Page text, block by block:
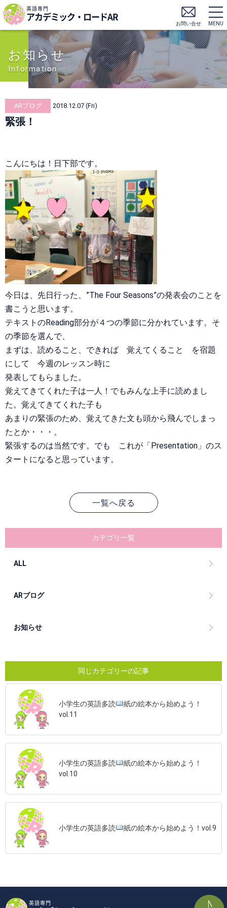
英語専門
アカデミック・ロードAR
お問い合せ MENU
お知らせ
Information
ARブログ 2018.12.07 (Fri)
緊張！
こんにちは！日下部です。
今日は、先日行った、”The Four Seasons”の発表会のことを
書こうと思います。
テキストのReading部分が４つの季節に分かれています。そ
の季節を選んで、
まずは、読めること、できれば 覚えてくること を宿題
にして 今週のレッスン時に
発表してもらました。
覚えてきてくれた子は一人！でもみんな上手に読めまし
た。覚えてきてくれた子も
あまりの緊張のため、覚えてきた文も頭から飛んでしまっ
たとか・・・。
緊張するのは当然です。でも これが「Presentation」のス
タートになると思っています。
一覧へ戻る
カテゴリ一覧
ALL
ARブログ
お知らせ
同じカテゴリーの記事
小学生の英語多読
紙の絵本から始めよう！
vol.11
小学生の英語多読
紙の絵本から始めよう！
vol.10
小学生の英語多読 紙の絵本から始めよう！vol.9
英語専門